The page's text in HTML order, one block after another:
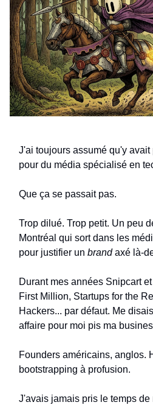
J'ai toujours assumé qu'y
pour du média spécialisé en
Que ça se passait pas.
Trop dilué. Trop petit. Un peu
Montréal qui sort dans les
pour justifier un brandaxé là-
Durant mes années Snipcart
First Million, Startups for the
Hackers... par défaut. Me
affaire pour moi pis ma
Founders américains, anglos.
bootstrapping à profusion.
J'avais jamais pris le temps